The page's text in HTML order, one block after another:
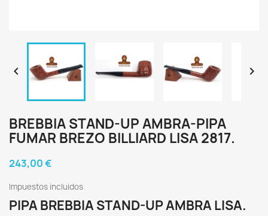
 
BREBBIA STAND-UP AMBRA-PIPA
FUMAR BREZO BILLIARD LISA 2817.
243,00 €
Impuestos incluidos
PIPA BREBBIA STAND-UP AMBRA LISA.